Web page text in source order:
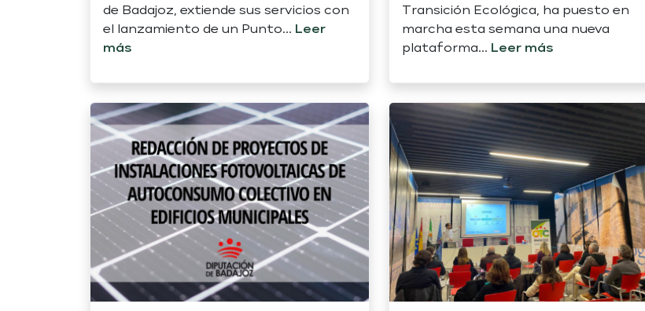
de Badajoz, extiende sus servicios con
el lanzamiento de un Punto... Leer
más
Transición Ecológica, ha puesto en
marcha esta semana una nueva
plataforma... Leer más